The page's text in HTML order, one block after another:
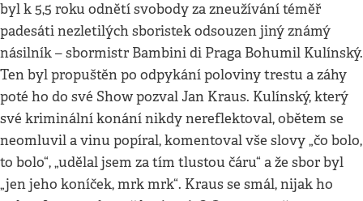
byl k 5,5 roku odnětí svobody za zneužívání téměř
padesáti nezletilých sboristek odsouzen jiný známý
násilník – sbormistr Bambini di Praga Bohumil Kulínský.
Ten byl propuštěn po odpykání poloviny trestu a záhy
poté ho do své Show pozval Jan Kraus. Kulínský, který
své kriminální konání nikdy nereflektoval, obětem se
neomluvil a vinu popíral, komentoval vše slovy „čo bolo,
to bolo“, „udělal jsem za tím tlustou čáru“ a že sbor byl
„jen jeho koníček, mrk mrk“. Kraus se smál, nijak ho